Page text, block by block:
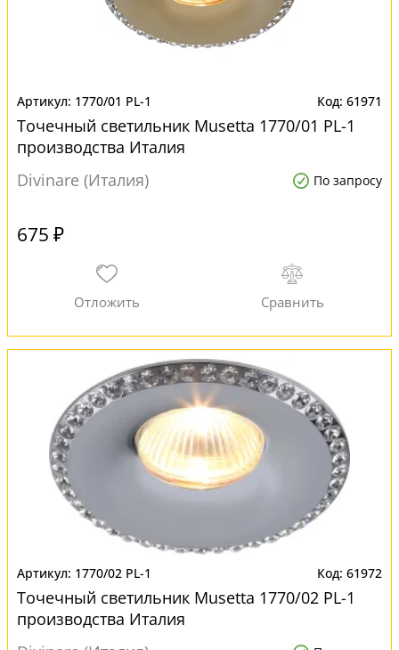
1770/01 PL-1 61971
Точечный светильник Musetta 1770/01 PL-1
производства Италия
Divinare (Италия)
По запросу
675 ₽
1770/02 PL-1 61972
Точечный светильник Musetta 1770/02 PL-1
производства Италия